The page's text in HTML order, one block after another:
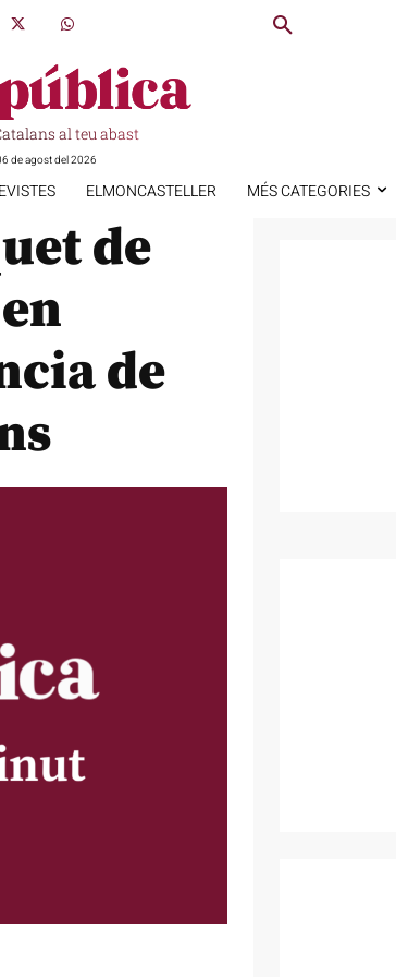
al teu abast
de agost del 2026
ELMONCASTELLER MÉS CATEGORIES
de
de